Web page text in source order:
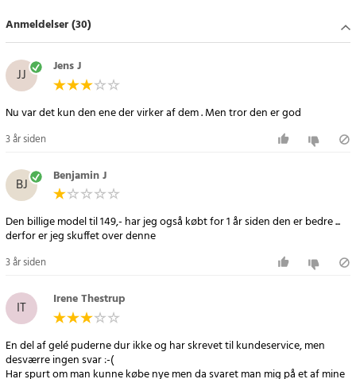
Anmeldelser (30)
JJ Jens J
Nu var det kun den ene der virker af dem . Men tror den er god
3 år siden
BJ Benjamin J
Den billige model til 149,- har jeg også købt for 1 år siden den er bedre ...
derfor er jeg skuffet over denne
3 år siden
IT Irene Thestrup
En del af gelé puderne dur ikke og har skrevet til kundeservice, men
desværre ingen svar :-(
Har spurt om man kunne købe nye men da svaret man mig på et af mine